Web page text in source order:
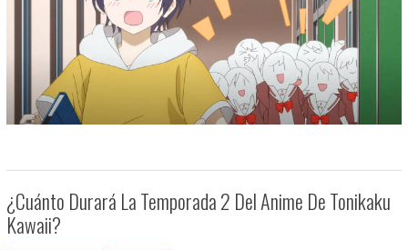
¿Cuánto Durará La Temporada 2 Del Anime De Tonikaku
Kawaii?